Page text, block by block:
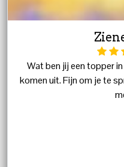
Wat ben jij een topper
komen uit. Fijn om je te